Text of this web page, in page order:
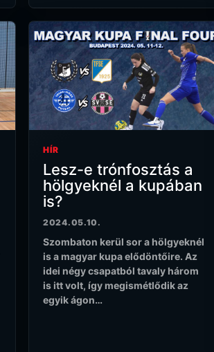
HÍR
Lesz-e trónfosztás a
hölgyeknél a kupában
is?
2024.05.10.
Szombaton kerül sor a hölgyeknél
is a magyar kupa elődöntőire. Az
idei négy csapatból tavaly három
is itt volt, így megismétlődik az
egyik ágon…